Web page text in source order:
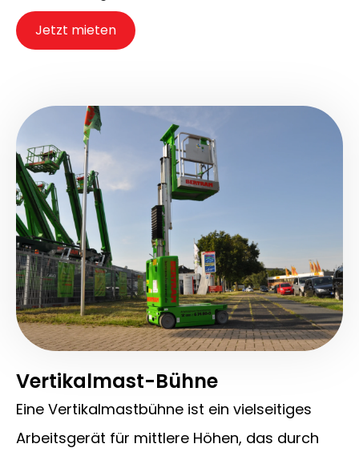
Jetzt mieten
Vertikalmast-Bühne
Eine Vertikalmastbühne ist ein vielseitiges
Arbeitsgerät für mittlere Höhen, das durch